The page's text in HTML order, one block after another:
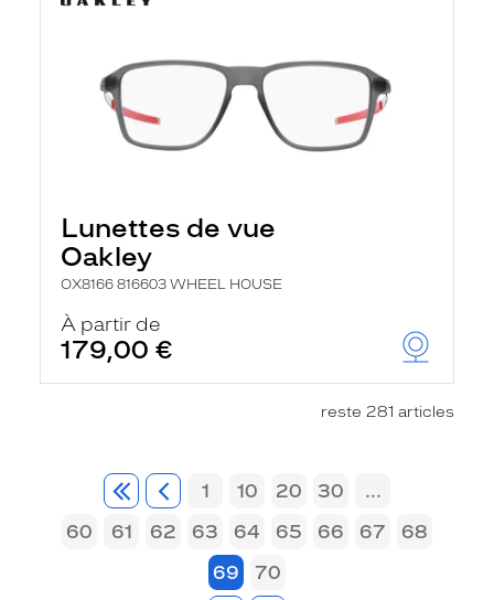
Lunettes de vue
Oakley
OX8166 816603 WHEEL HOUSE
À partir de
179,00 €
reste 281 articles
1 10 20 30
...
60
61 62 63 64 65 66 67
68
69
70